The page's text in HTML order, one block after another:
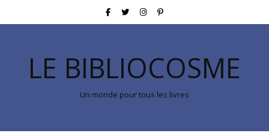
LE BIBLIOCOSME
Un monde pour tous les livres